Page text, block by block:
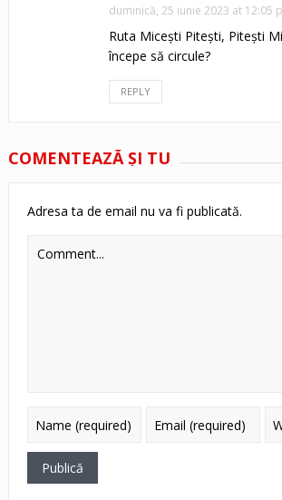
duminică, 25 iunie 2023 at 12:05
Ruta Micești Pitești, Pitești
începe să circule?
REPLY
COMENTEAZĂ ŞI TU
Adresa ta de email nu va fi publicată.